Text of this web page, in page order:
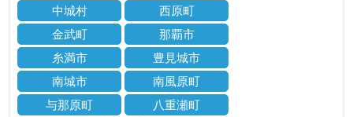
中城村
西原町
金武町
那覇市
糸満市
豊見城市
南城市
南風原町
与那原町
八重瀬町